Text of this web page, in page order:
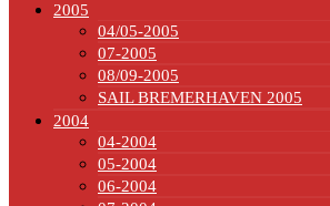
2005
04/05-2005
07-2005
08/09-2005
SAIL BREMERHAVEN 2005
2004
04-2004
05-2004
06-2004